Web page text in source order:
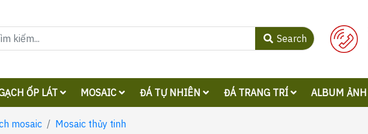
Search
ỐP LÁT MOSAIC ĐÁ TỰ NHIÊN ĐÁ TRANG TRÍ ALBUM ẢNH
mosaic Mosaic thủy tinh